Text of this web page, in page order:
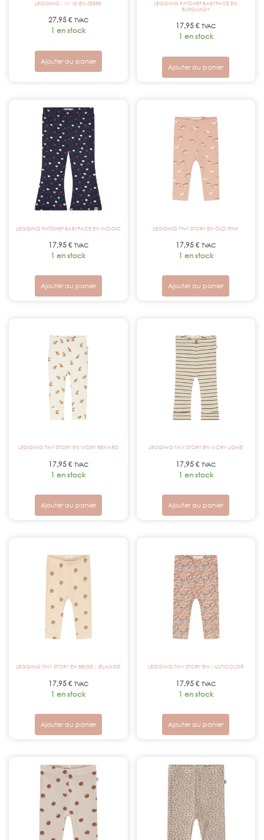
LEGGING MYMO EN ZEBRE
27,95€ TVAC
1 en stock
Ajouter au panier
LEGGING PATDHEF BABYFACE EN
BURGUNDY
17,95€ TVAC
1 en stock
Ajouter au panier
LEGGING PATDHEF BABYFACE EN INDIGO
17,95€ TVAC
1 en stock
Ajouter au panier
LEGGING TINY STORY EN OLD PINK
17,95€ TVAC
1 en stock
Ajouter au panier
LEGGING TINY STORY EN IVORY RENARD
17,95€ TVAC
1 en stock
Ajouter au panier
LEGGING TINY STORY EN IVORY LIGNE
17,95€ TVAC
1 en stock
Ajouter au panier
LEGGING TINY STORY EN BEIGE MELANGE
17,95€ TVAC
1 en stock
Ajouter au panier
LEGGING TINY STORY EN MULTICOLOR
17,95€ TVAC
1 en stock
Ajouter au panier